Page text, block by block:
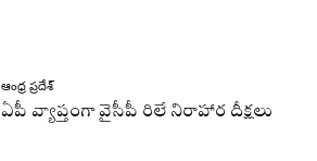
ఆంధ్ర ప్రదేశ్
ఏపీ వ్యాప్తంగా వైసీపీ రిలే నిరాహార దీక్షలు